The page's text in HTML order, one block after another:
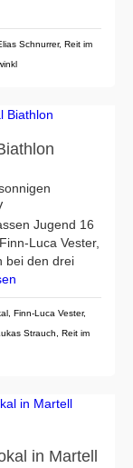
Schnurrer, Reit im
Jugend 16
Luca Vester,
bei den drei
Finn-Luca Vester,
Strauch
Reit im
in Martell